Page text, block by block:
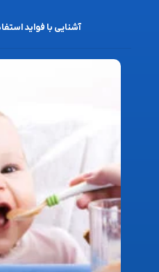
آشنایی با فواید